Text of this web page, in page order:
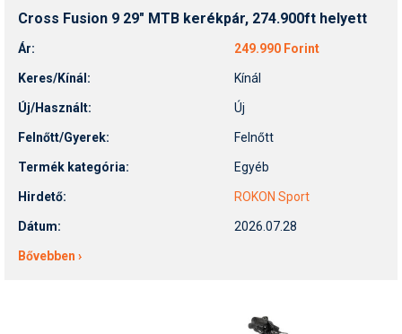
Cross Fusion 9 29" MTB kerékpár, 274.900ft helyett
Ár: 249.990 Forint
Keres/Kínál: Kínál
Új/Használt: Új
Felnőtt/Gyerek: Felnőtt
Termék kategória: Egyéb
Hirdető: ROKON Sport
Dátum: 2026.07.28
Bővebben ›